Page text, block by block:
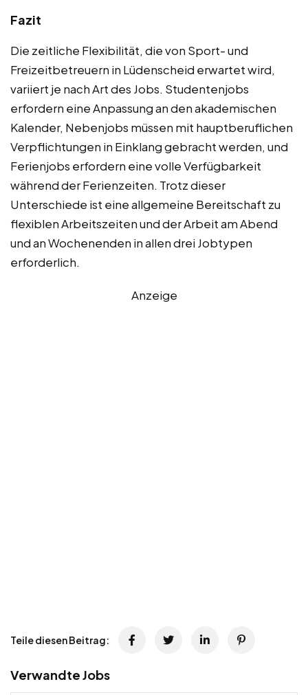
Fazit
Die zeitliche Flexibilität, die von Sport- und
Freizeitbetreuern in Lüdenscheid erwartet wird,
variiert je nach Art des Jobs. Studentenjobs
erfordern eine Anpassung an den akademischen
Kalender, Nebenjobs müssen mit hauptberuflichen
Verpflichtungen in Einklang gebracht werden, und
Ferienjobs erfordern eine volle Verfügbarkeit
während der Ferienzeiten. Trotz dieser
Unterschiede ist eine allgemeine Bereitschaft zu
flexiblen Arbeitszeiten und der Arbeit am Abend
und an Wochenenden in allen drei Jobtypen
erforderlich.
Anzeige
Teile diesen Beitrag:
Verwandte Jobs